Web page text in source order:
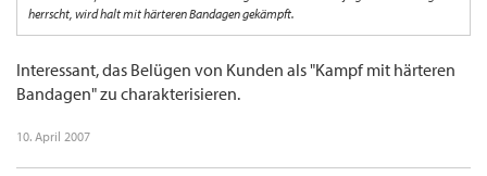
herrscht, wird halt mit härteren Bandagen gekämpft.
Interessant, das Belügen von Kunden als "Kampf mit härteren
Bandagen" zu charakterisieren.
10. April 2007